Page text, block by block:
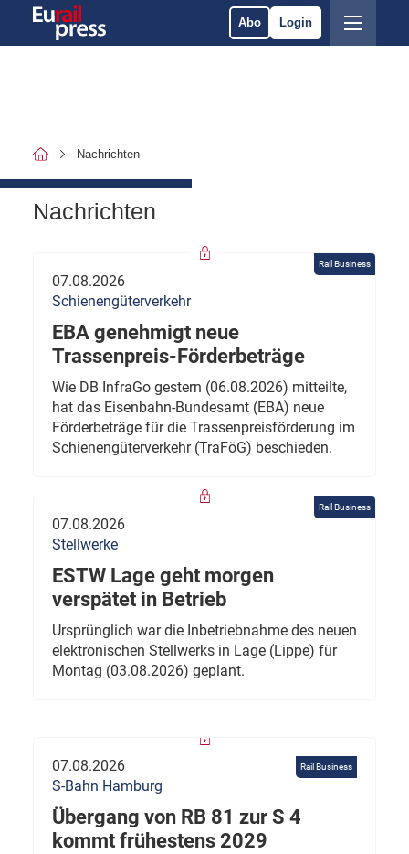
Abo Login
Nachrichten
Nachrichten
Rail Business
07.08.2026
Schienengüterverkehr
EBA genehmigt neue
Trassenpreis-Förderbeträge
Wie DB InfraGo gestern (06.08.2026) mitteilte,
hat das Eisenbahn-Bundesamt (EBA) neue
Förderbeträge für die Trassenpreisförderung im
Schienengüterverkehr (TraFöG) beschieden.
Rail Business
07.08.2026
Stellwerke
ESTW Lage geht morgen
verspätet in Betrieb
Ursprünglich war die Inbetriebnahme des neuen
elektronischen Stellwerks in Lage (Lippe) für
Montag (03.08.2026) geplant.
Rail Business
07.08.2026
S-Bahn Hamburg
Übergang von RB 81 zur S 4
kommt frühestens 2029